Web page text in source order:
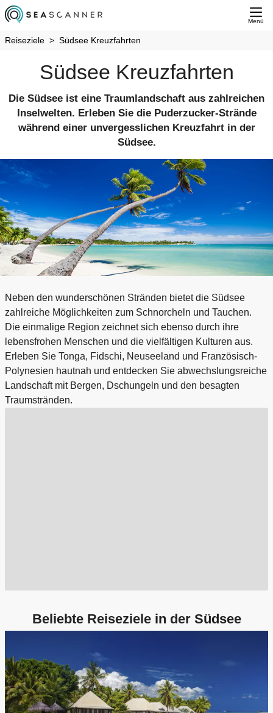
Menü
Reiseziele Südsee Kreuzfahrten
Südsee Kreuzfahrten
Die Südsee ist eine Traumlandschaft aus zahlreichen
Inselwelten. Erleben Sie die Puderzucker-Strände
während einer unvergesslichen Kreuzfahrt in der
Südsee.
Neben den wunderschönen Stränden bietet die Südsee
zahlreiche Möglichkeiten zum Schnorcheln und Tauchen.
Die einmalige Region zeichnet sich ebenso durch ihre
lebensfrohen Menschen und die vielfältigen Kulturen aus.
Erleben Sie Tonga, Fidschi, Neuseeland und Französisch-
Polynesien hautnah und entdecken Sie abwechslungsreiche
Landschaft mit Bergen, Dschungeln und den besagten
Traumstränden.
Beliebte Reiseziele in der Südsee